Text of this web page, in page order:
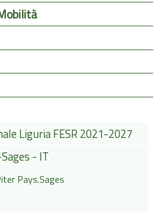
Liguria FESR 2021-2027
- IT
Pays.Sages